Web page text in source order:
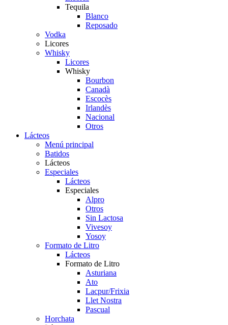
Tequila
Blanco
Reposado
Vodka
Licores
Whisky
Licores
Whisky
Bourbon
Canadà
Escocès
Irlandès
Nacional
Otros
Lácteos
Menú principal
Batidos
Lácteos
Especiales
Lácteos
Especiales
Alpro
Otros
Sin Lactosa
Vivesoy
Yosoy
Formato de Litro
Lácteos
Formato de Litro
Asturiana
Ato
Lacpur/Frixia
Llet Nostra
Pascual
Horchata